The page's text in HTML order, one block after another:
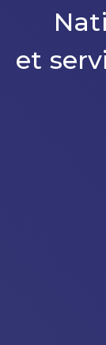
et